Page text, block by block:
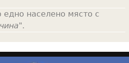
населено място с
".